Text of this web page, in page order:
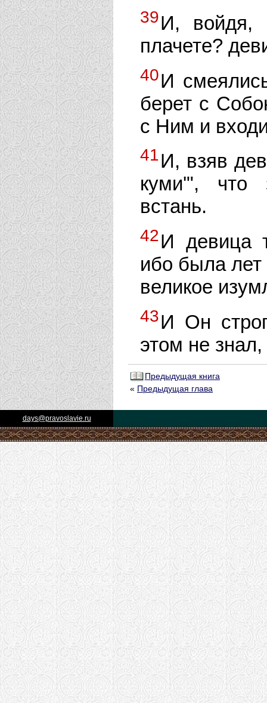
39И, войдя,
плачете?
40И
берет с
с Ним и
41И, взяв
куми'", что
встань.
42И девица
ибо была
великое
43И Он
этом не
Предыдущая книга
« Предыдущая глава
days@pravoslavie.ru